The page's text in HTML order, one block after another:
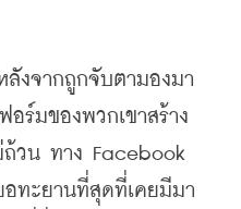
ลังจากถูกจับตามองมา
ร์มของพวกเขาสร้าง
วน ทาง
อทะยานที่สุดที่เคยมีมา